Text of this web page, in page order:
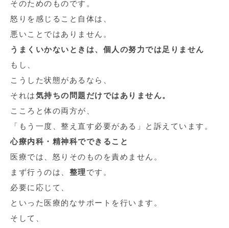
そのためのものです。
怒りを感じること自体は、
悪いことではありません。
うまくいかないときは、個人の努力では足りません
もし、
こうした状態があるなら、
それは気持ちの問題だけではありません。
こころと体の両方が、
「もう一度、整え直す必要がある」と訴えています。
心療内科・精神科でできること
医療では、怒りそのものを責めません。
まず行うのは、 整理です。
必要に応じて、
といった医療的なサポートを行います。
そして、